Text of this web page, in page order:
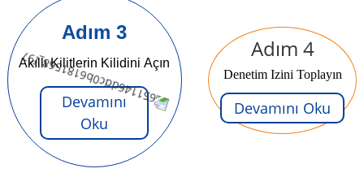
Adım 3
Akıllı Kilitlerin Kilidini Açın
Devamını
Oku
Adım 4
Denetim Izini Toplayın
Devamını Oku